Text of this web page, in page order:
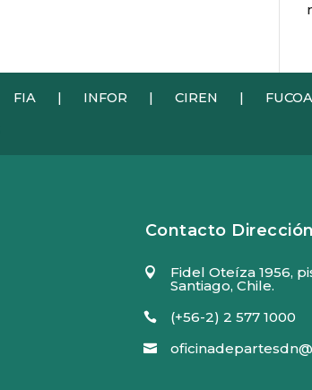
FIA | INFOR | CIREN | FUCOA
Contacto
 Fidel Oteíza 1956,
Santiago, Chile.
 (+56-2) 2 577 1000
